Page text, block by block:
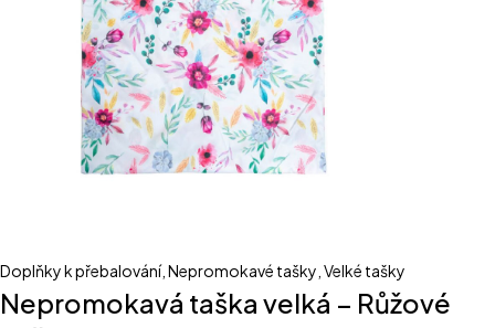
Doplňky k přebalování, Nepromokavé tašky Velké tašky
Nepromokavá taška velká – Růžové